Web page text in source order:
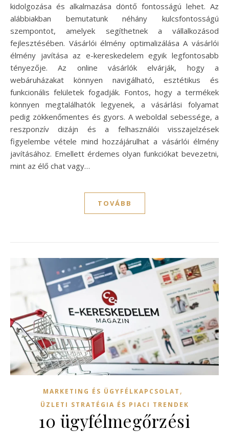
kidolgozása és alkalmazása döntő fontosságú lehet. Az
alábbiakban bemutatunk néhány kulcsfontosságú
szempontot, amelyek segíthetnek a vállalkozásod
fejlesztésében. Vásárlói élmény optimalizálása A vásárlói
élmény javítása az e-kereskedelem egyik legfontosabb
tényezője. Az online vásárlók elvárják, hogy a
webáruházakat könnyen navigálható, esztétikus és
funkcionális felületek fogadják. Fontos, hogy a termékek
könnyen megtalálhatók legyenek, a vásárlási folyamat
pedig zökkenőmentes és gyors. A weboldal sebessége, a
reszponzív dizájn és a felhasználói visszajelzések
figyelembe vétele mind hozzájárulhat a vásárlói élmény
javításához. Emellett érdemes olyan funkciókat bevezetni,
mint az élő chat vagy…
TOVÁBB
MARKETING ÉS ÜGYFÉLKAPCSOLAT ,
ÜZLETI STRATÉGIA ÉS PIACI TRENDEK
10 ügyfélmegőrzési